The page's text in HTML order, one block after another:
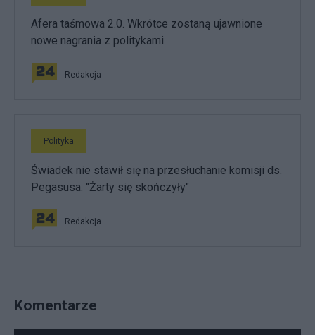
Afera taśmowa 2.0. Wkrótce zostaną ujawnione
nowe nagrania z politykami
Redakcja
Polityka
Świadek nie stawił się na przesłuchanie komisji ds.
Pegasusa. "Żarty się skończyły"
Redakcja
Komentarze